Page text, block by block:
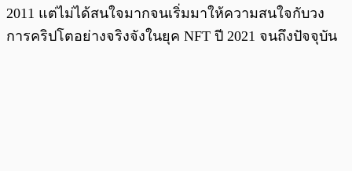
2011 แต่ไม่ได้สนใจมากจนเริ่มมาให้ความสนใจกับวง
การคริปโตอย่างจริงจังในยุค NFT ปี 2021 จนถึงปัจจุบัน